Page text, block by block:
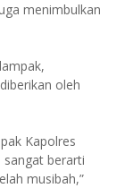
menimbulkan
oleh
Kapolres
sangat berarti
musibah,”